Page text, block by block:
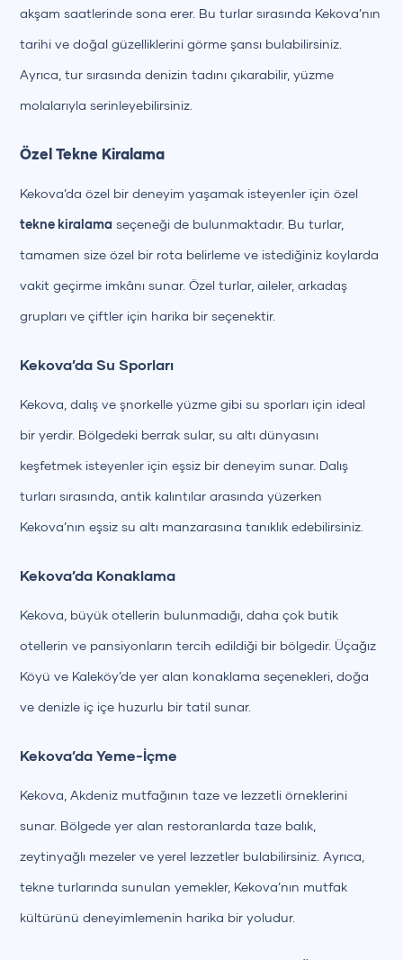
akşam saatlerinde sona erer. Bu turlar sırasında Kekova’nın
tarihi ve doğal güzelliklerini görme şansı bulabilirsiniz.
Ayrıca, tur sırasında denizin tadını çıkarabilir, yüzme
molalarıyla serinleyebilirsiniz.
Özel Tekne Kiralama
Kekova’da özel bir deneyim yaşamak isteyenler için özel
tekne kiralama seçeneği de bulunmaktadır. Bu turlar,
tamamen size özel bir rota belirleme ve istediğiniz koylarda
vakit geçirme imkânı sunar. Özel turlar, aileler, arkadaş
grupları ve çiftler için harika bir seçenektir.
Kekova’da Su Sporları
Kekova, dalış ve şnorkelle yüzme gibi su sporları için ideal
bir yerdir. Bölgedeki berrak sular, su altı dünyasını
keşfetmek isteyenler için eşsiz bir deneyim sunar. Dalış
turları sırasında, antik kalıntılar arasında yüzerken
Kekova’nın eşsiz su altı manzarasına tanıklık edebilirsiniz.
Kekova’da Konaklama
Kekova, büyük otellerin bulunmadığı, daha çok butik
otellerin ve pansiyonların tercih edildiği bir bölgedir. Üçağız
Köyü ve Kaleköy’de yer alan konaklama seçenekleri, doğa
ve denizle iç içe huzurlu bir tatil sunar.
Kekova’da Yeme-İçme
Kekova, Akdeniz mutfağının taze ve lezzetli örneklerini
sunar. Bölgede yer alan restoranlarda taze balık,
zeytinyağlı mezeler ve yerel lezzetler bulabilirsiniz. Ayrıca,
tekne turlarında sunulan yemekler, Kekova’nın mutfak
kültürünü deneyimlemenin harika bir yoludur.